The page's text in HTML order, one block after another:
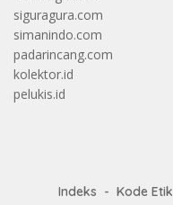
siguragura.com
simanindo.com
padarincang.com
kolektor.id
pelukis.id
Indeks Kode Etik